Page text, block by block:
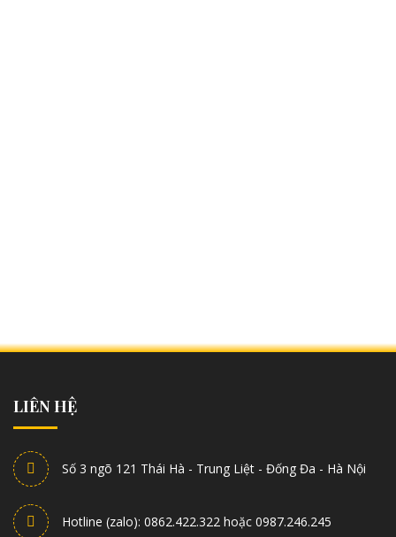
LIÊN HỆ
Số 3 ngõ 121 Thái Hà - Trung Liệt - Đống Đa - Hà Nội
Hotline (zalo): 0862.422.322 hoặc 0987.246.245